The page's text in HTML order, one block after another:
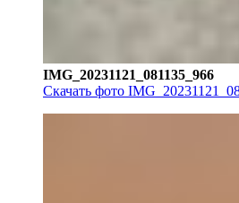
IMG_20231121_081135_966
Скачать фото